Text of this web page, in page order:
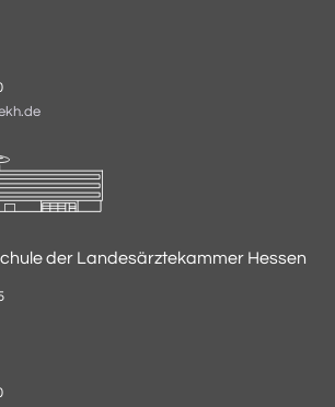
der Landesärztekammer Hessen